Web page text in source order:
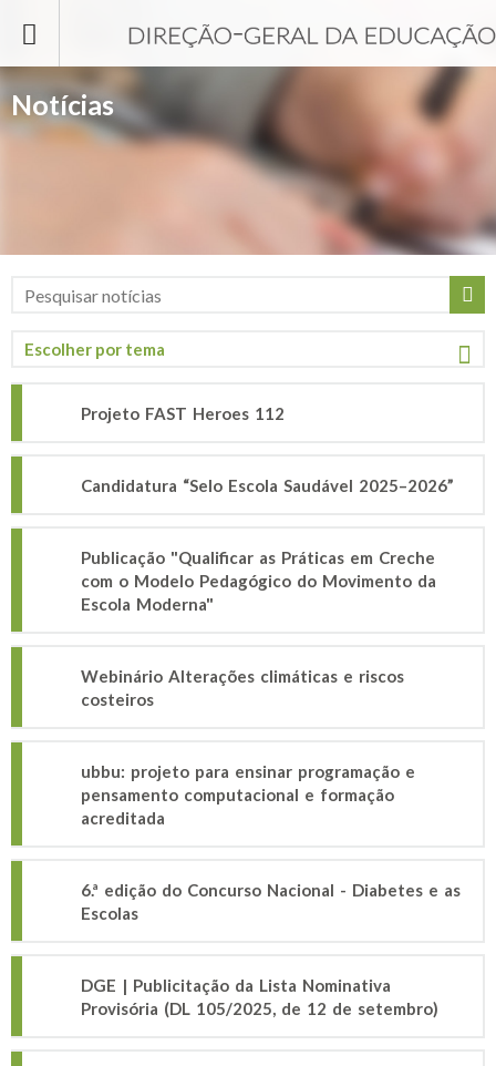
Notícias
Projeto FAST Heroes 112
Candidatura “Selo Escola Saudável 2025–2026”
Publicação "Qualificar as Práticas em Creche
com o Modelo Pedagógico do Movimento da
Escola Moderna"
Webinário Alterações climáticas e riscos
costeiros
ubbu: projeto para ensinar programação e
pensamento computacional e formação
acreditada
6.ª edição do Concurso Nacional - Diabetes e as
Escolas
DGE | Publicitação da Lista Nominativa
Provisória (DL 105/2025, de 12 de setembro)